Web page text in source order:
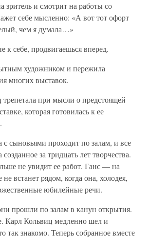
и смотрит на работы со
себе мысленно: «А вот тот офорт
чем я думала…»
к себе, продвигаешься вперед.
художником и пережила
многих выставок.
при мысли о предстоящей
которая готовилась к ее
с сыновьями проходит по залам, и все
за тридцать лет творчества.
не увидит ее работ. Ганс — на
встанет рядом, когда она, холодея,
юбилейные речи.
прошли по залам в канун открытия.
Карл Кольвиц медленно шел и
так знакомо. Теперь собранное вместе